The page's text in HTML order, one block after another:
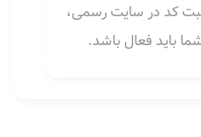
کد در سایت رسمی،